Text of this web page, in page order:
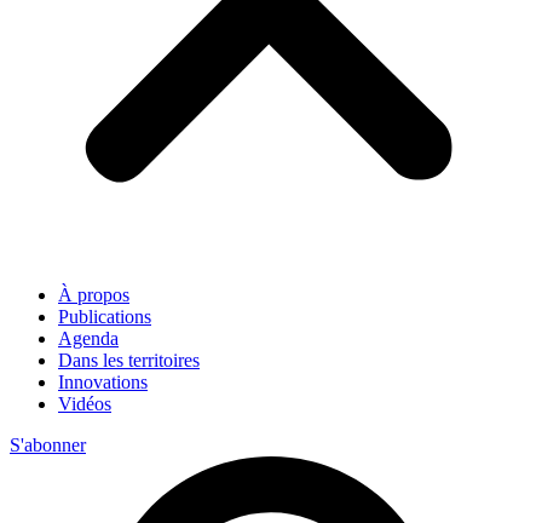
À propos
Publications
Agenda
Dans les territoires
Innovations
Vidéos
S'abonner